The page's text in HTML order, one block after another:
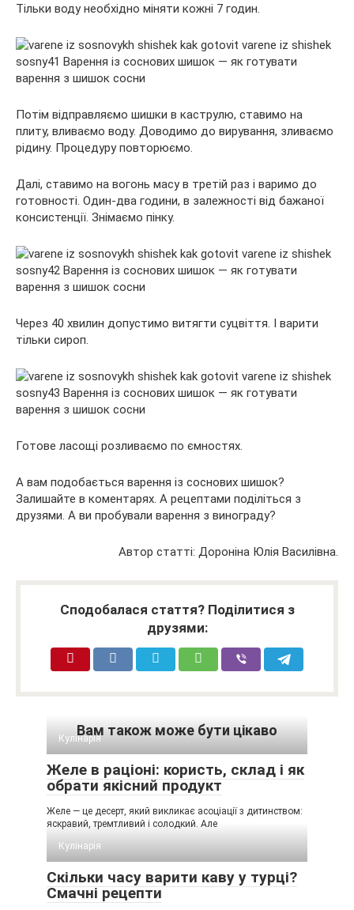
Тільки воду необхідно міняти кожні 7 годин.
Потім відправляємо шишки в каструлю, ставимо на
плиту, вливаємо воду. Доводимо до вирування, зливаємо
рідину. Процедуру повторюємо.
Далі, ставимо на вогонь масу в третій раз і варимо до
готовності. Один-два години, в залежності від бажаної
консистенції. Знімаємо пінку.
Через 40 хвилин допустимо витягти суцвіття. І варити
тільки сироп.
Готове ласощі розливаємо по ємностях.
А вам подобається варення із соснових шишок?
Залишайте в коментарях. А рецептами поділіться з
друзями. А ви пробували варення з винограду?
Автор статті: Дороніна Юлія Василівна.
Сподобалася стаття? Поділитися з
друзями:
Вам також може бути цікаво
Кулінарія
Желе в раціоні: користь, склад і як
обрати якісний продукт
Желе — це десерт, який викликає асоціації з дитинством:
яскравий, тремтливий і солодкий. Але
Кулінарія
Скільки часу варити каву у турці?
Смачні рецепти